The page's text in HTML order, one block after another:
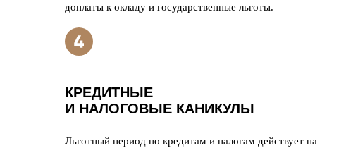
доплаты к окладу и государственные льготы.
КРЕДИТНЫЕ
И НАЛОГОВЫЕ КАНИКУЛЫ
Льготный период по кредитам и налогам действует на